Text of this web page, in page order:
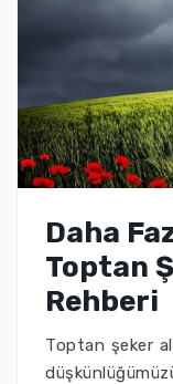
Daha
Toptan
Rehberi
Toptan şeker